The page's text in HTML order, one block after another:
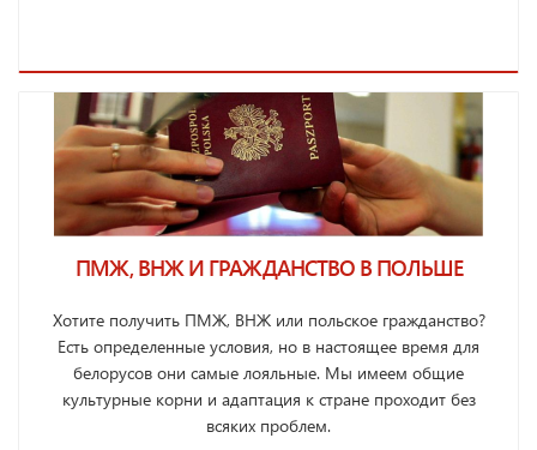
ПМЖ, ВНЖ И ГРАЖДАНСТВО В ПОЛЬШЕ
Хотите получить ПМЖ, ВНЖ или польское гражданство?
Есть определенные условия, но в настоящее время для
белорусов они самые лояльные. Мы имеем общие
культурные корни и адаптация к стране проходит без
всяких проблем.